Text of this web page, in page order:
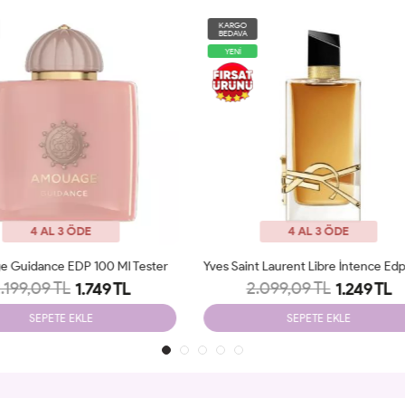
4 AL 3 ÖDE
2.099,09 TL 1.249 TL
SEPETE EKLE
KARGO
BEDAVA
4 AL 3 ÖDE
2.098,87 TL 1.199 TL
SEPETE EKLE